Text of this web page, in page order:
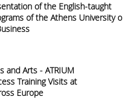
of the English-taught
of the Athens University of
and Arts - ATRIUM
Training Visits at
Europe